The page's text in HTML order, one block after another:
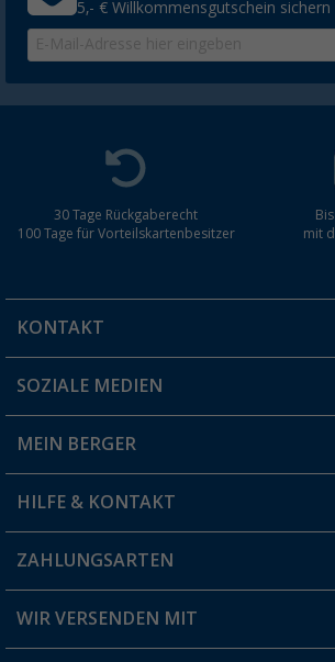
5,- € Willkommensgutschein sichern
30 Tage Rückgaberecht
100 Tage für Vorteilskartenbesitzer
mit
KONTAKT
Du hast eine Frage?
Filiale finden
SOZIALE MEDIEN
MEIN BERGER
Vorteilskarte
Blog
Jobs & Karriere
HILFE & KONTAKT
FAQ & Kontakt
Versandinformationen
ZAHLUNGSARTEN
WIR VERSENDEN MIT